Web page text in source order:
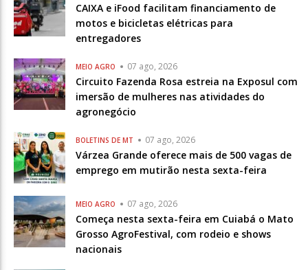
CAIXA e iFood facilitam financiamento de
motos e bicicletas elétricas para
entregadores
MEIO AGRO 07 ago, 2026
Circuito Fazenda Rosa estreia na Exposul com
imersão de mulheres nas atividades do
agronegócio
BOLETINS DE MT 07 ago, 2026
Várzea Grande oferece mais de 500 vagas de
emprego em mutirão nesta sexta-feira
MEIO AGRO 07 ago, 2026
Começa nesta sexta-feira em Cuiabá o Mato
Grosso AgroFestival, com rodeio e shows
nacionais